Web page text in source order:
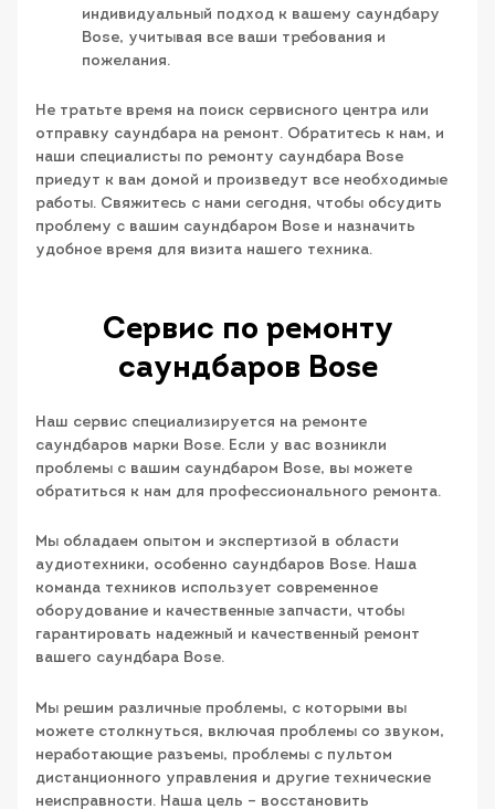
индивидуальный подход к вашему саундбару
Bose, учитывая все ваши требования и
пожелания.
Не тратьте время на поиск сервисного центра или
отправку саундбара на ремонт. Обратитесь к нам, и
наши специалисты по ремонту саундбара Bose
приедут к вам домой и произведут все необходимые
работы. Свяжитесь с нами сегодня, чтобы обсудить
проблему с вашим саундбаром Bose и назначить
удобное время для визита нашего техника.
Сервис по ремонту
саундбаров Bose
Наш сервис специализируется на ремонте
саундбаров марки Bose. Если у вас возникли
проблемы с вашим саундбаром Bose, вы можете
обратиться к нам для профессионального ремонта.
Мы обладаем опытом и экспертизой в области
аудиотехники, особенно саундбаров Bose. Наша
команда техников использует современное
оборудование и качественные запчасти, чтобы
гарантировать надежный и качественный ремонт
вашего саундбара Bose.
Мы решим различные проблемы, с которыми вы
можете столкнуться, включая проблемы со звуком,
неработающие разъемы, проблемы с пультом
дистанционного управления и другие технические
неисправности. Наша цель – восстановить